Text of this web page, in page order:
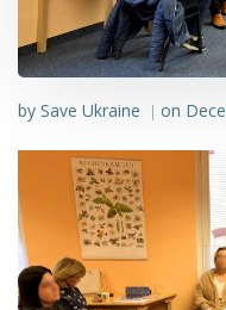
by Save Ukraine | on